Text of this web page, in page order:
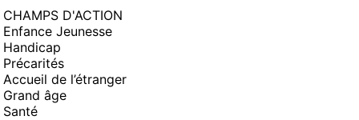
CHAMPS D'ACTION
Enfance Jeunesse
Handicap
Précarités
Accueil de l’étranger
Grand âge
Santé